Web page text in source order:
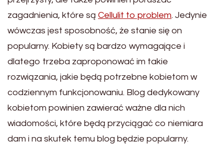
zagadnienia, które są Cellulit to problem. Jedynie
wówczas jest sposobność, że stanie się on
popularny. Kobiety są bardzo wymagające i
dlatego trzeba zaproponować im takie
rozwiązania, jakie będą potrzebne kobietom w
codziennym funkcjonowaniu. Blog dedykowany
kobietom powinien zawierać ważne dla nich
wiadomości, które będą przyciągać co niemiara
dam i na skutek temu blog będzie popularny.